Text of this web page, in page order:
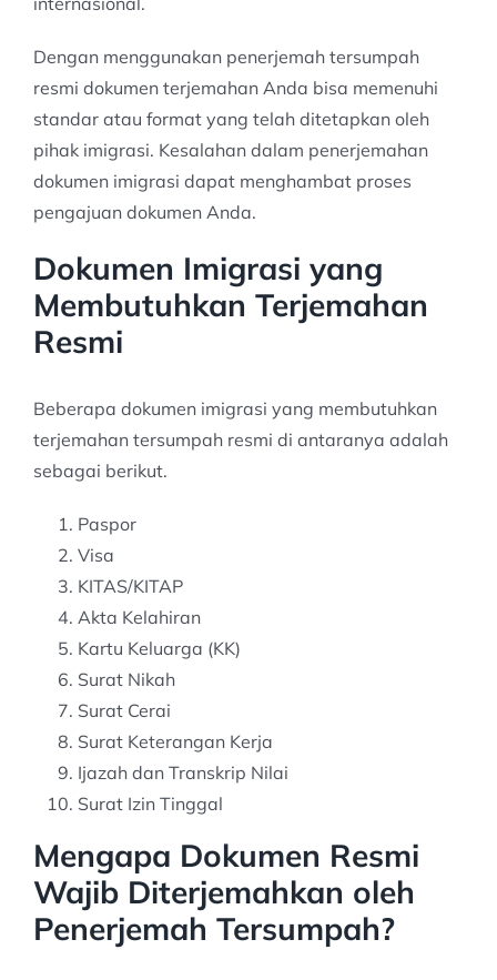
Dengan menggunakan penerjemah tersumpah
resmi dokumen terjemahan Anda bisa memenuhi
standar atau format yang telah ditetapkan oleh
pihak imigrasi. Kesalahan dalam penerjemahan
dokumen imigrasi dapat menghambat proses
pengajuan dokumen Anda.
Dokumen Imigrasi yang
Membutuhkan Terjemahan
Resmi
Beberapa dokumen imigrasi yang membutuhkan
terjemahan tersumpah resmi di antaranya adalah
sebagai berikut.
Paspor
Visa
KITAS/KITAP
Akta Kelahiran
Kartu Keluarga (KK)
Surat Nikah
Surat Cerai
Surat Keterangan Kerja
Ijazah dan Transkrip Nilai
Surat Izin Tinggal
Mengapa Dokumen Resmi
Wajib Diterjemahkan oleh
Penerjemah Tersumpah?